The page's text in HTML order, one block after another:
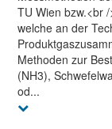
TU Wien bzw.<br
welche an der
Methoden zur
(NH3),
od...